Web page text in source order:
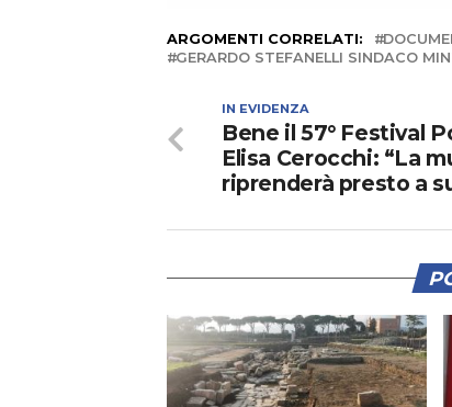
ARGOMENTI CORRELATI:
GERARDO STEFANELLI SINDACO
IN EVIDENZA
Bene il 57° Festival
Elisa Cerocchi: “La
riprenderà presto a